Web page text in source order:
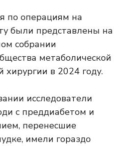
по операциям на
были представлены на
собрании
метаболической
хирургии в 2024 году.
исследователи
с преддиабетом и
перенесшие
имели гораздо